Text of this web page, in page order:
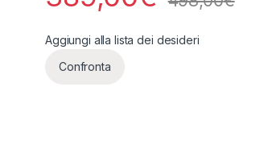
Aggiungi alla lista dei desideri
Confronta